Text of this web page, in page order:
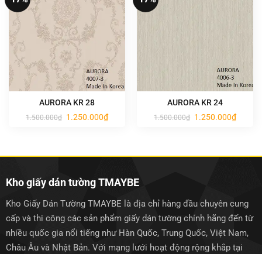
AURORA KR 28
1.500.000₫ Giá
gốc
1.250.000₫Giá
hiện
AURORA KR 24
1.500.000₫ Giá
gốc
1.250.000₫Giá
hiện
Kho giấy dán tường TMAYBE
Kho Giấy Dán Tường TMAYBE là địa chỉ hàng đầu chuyên cung
cấp và thi công các sản phẩm giấy dán tường chính hãng đến từ
nhiều quốc gia nổi tiếng như Hàn Quốc, Trung Quốc, Việt Nam,
Châu Âu và Nhật Bản. Với mạng lưới hoạt động rộng khắp tại